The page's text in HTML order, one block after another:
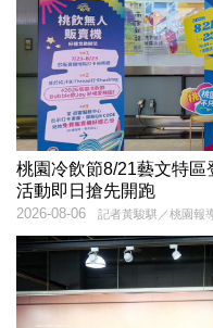
桃園冷飲節8/21藝文特
活動即日搶先開跑
記者黃駿騏／桃園報
2026-08-06